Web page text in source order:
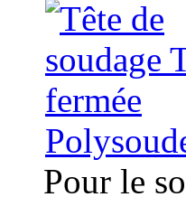
Pour le